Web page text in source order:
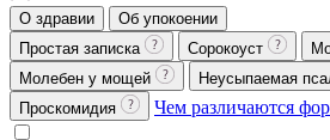
О здравии
Об упокоении
Простая записка
Сорокоуст
Молебен у мощей
Неусыпаемая
Проскомидия
Чем различаются